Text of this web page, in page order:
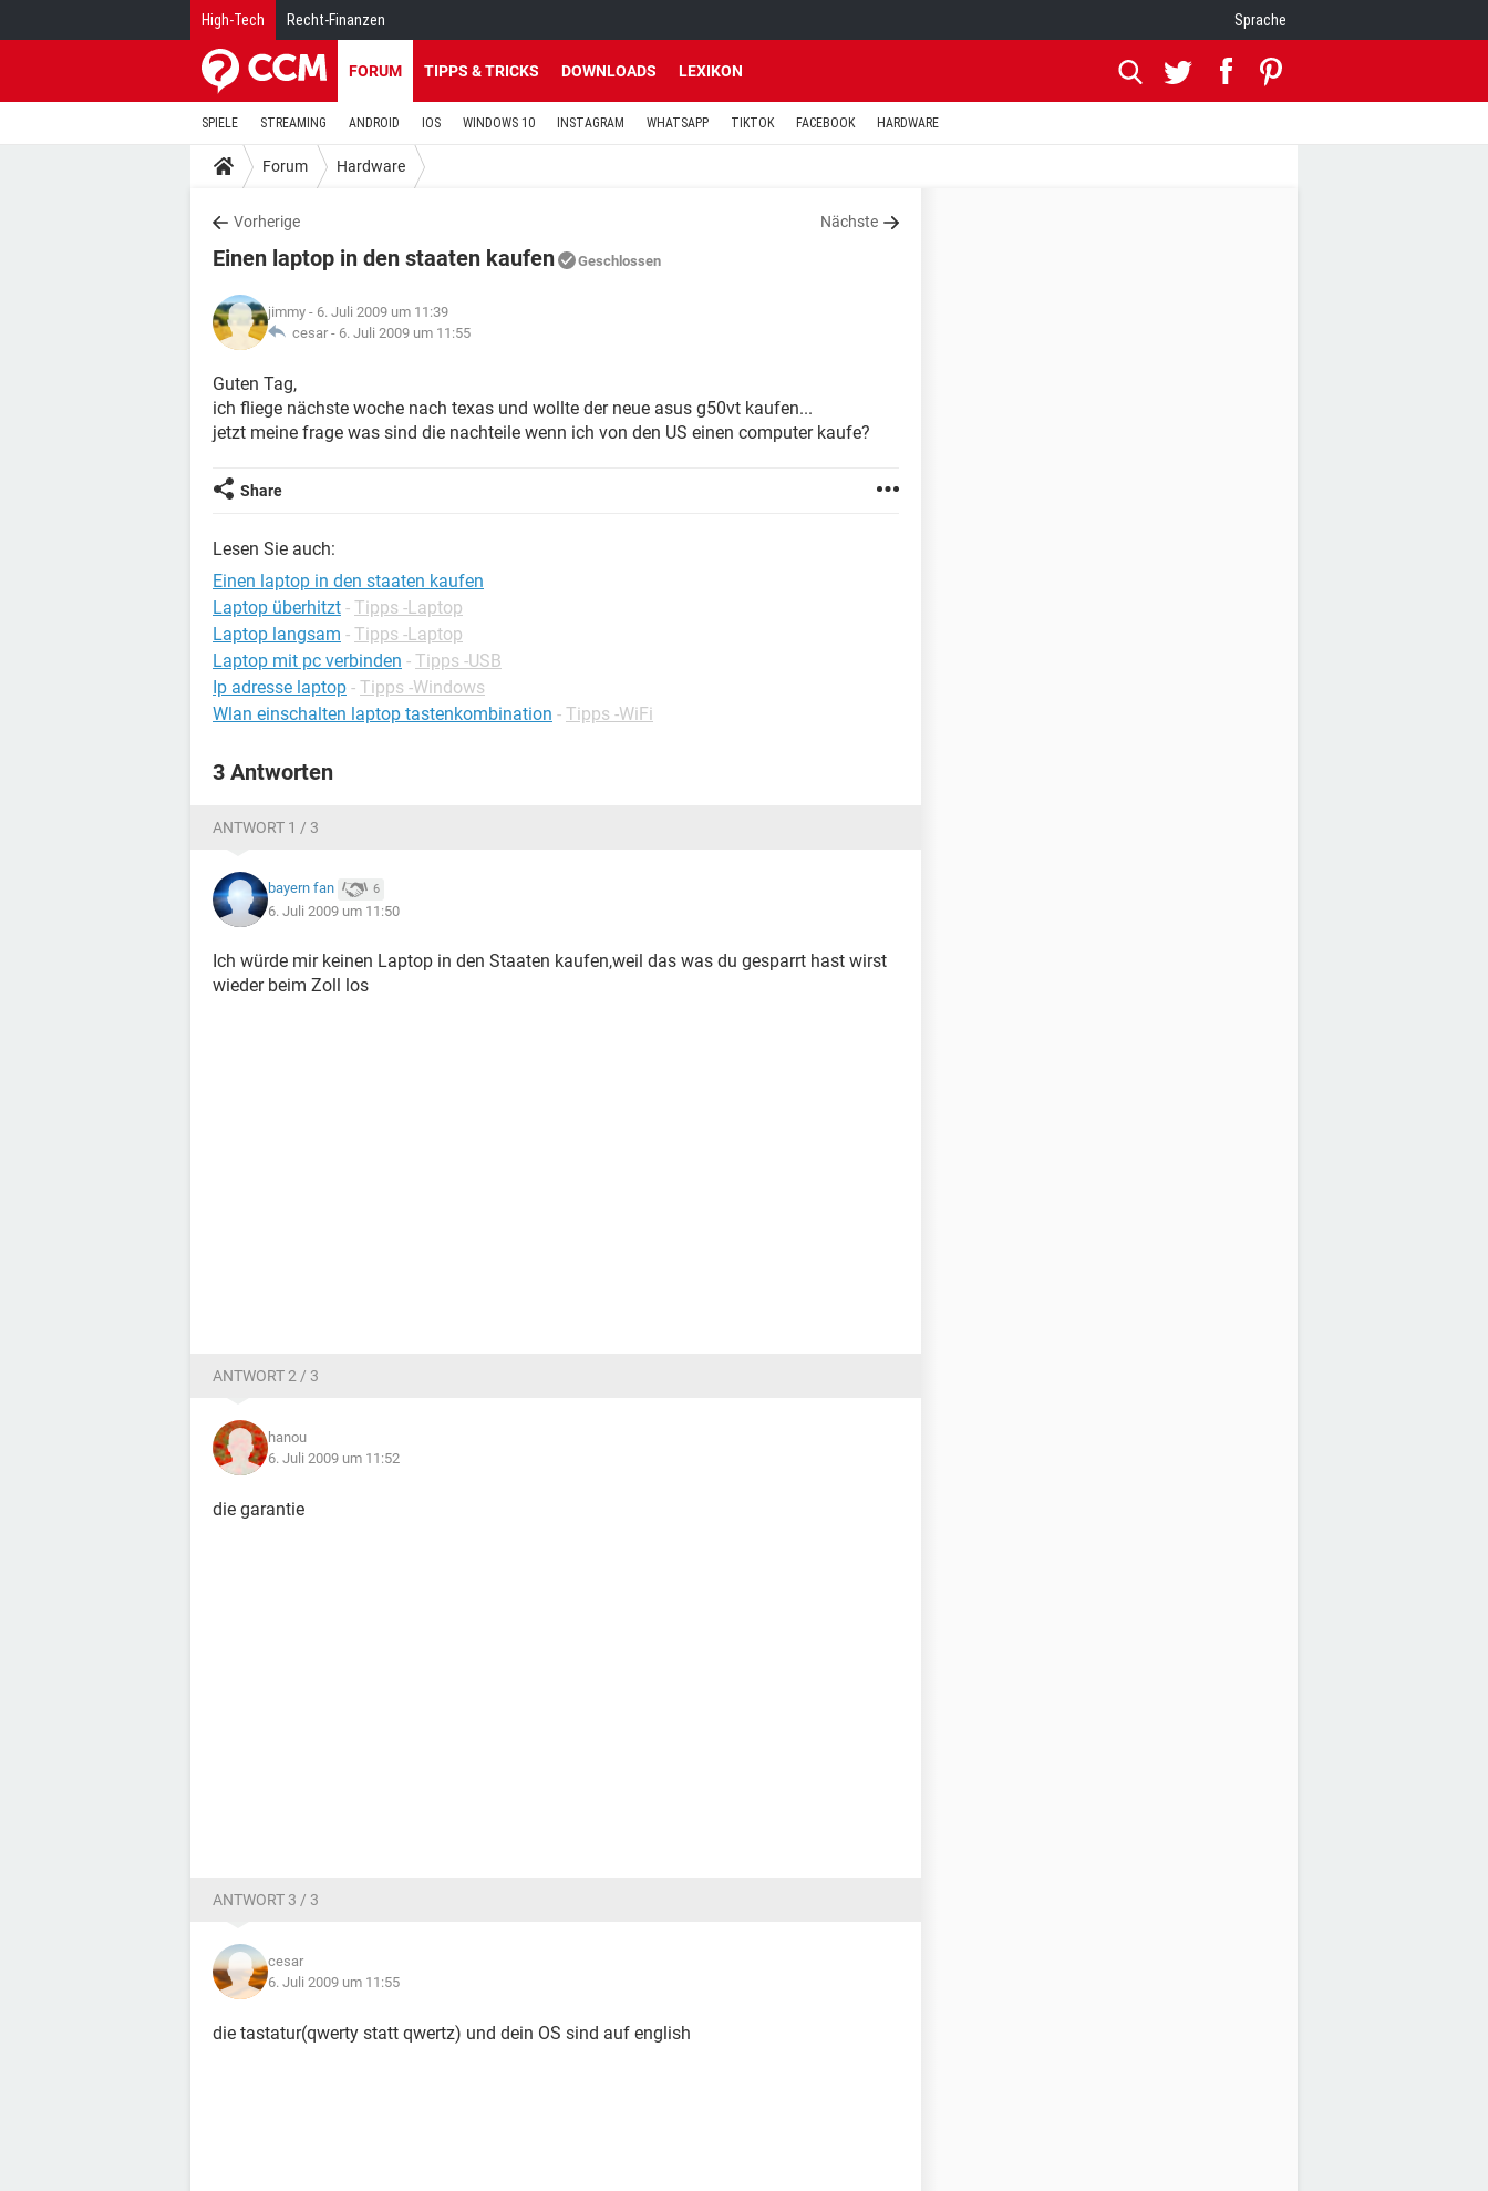
High-Tech Recht-Finanzen Sprache
FORUM TIPPS & TRICKS DOWNLOADS LEXIKON
SPIELE STREAMING ANDROID IOS WINDOWS 10 INSTAGRAM WHATSAPP TIKTOK FACEBOOK HARDWARE
Forum Hardware
Vorherige Nächste
Einen laptop in den staaten kaufen Geschlossen
jimmy - 6. Juli 2009 um 11:39
cesar - 6. Juli 2009 um 11:55
Guten Tag,
ich fliege nächste woche nach texas und wollte der neue asus g50vt kaufen...
jetzt meine frage was sind die nachteile wenn ich von den US einen computer kaufe?
Share
Lesen Sie auch:
Einen laptop in den staaten kaufen
Laptop überhitzt - Tipps -Laptop
Laptop langsam - Tipps -Laptop
Laptop mit pc verbinden - Tipps -USB
Ip adresse laptop - Tipps -Windows
Wlan einschalten laptop tastenkombination - Tipps -WiFi
3 Antworten
ANTWORT 1 / 3
bayern fan 6
6. Juli 2009 um 11:50
Ich würde mir keinen Laptop in den Staaten kaufen,weil das was du gesparrt hast wirst
wieder beim Zoll los
ANTWORT 2 / 3
hanou
6. Juli 2009 um 11:52
die garantie
ANTWORT 3 / 3
cesar
6. Juli 2009 um 11:55
die tastatur(qwerty statt qwertz) und dein OS sind auf english